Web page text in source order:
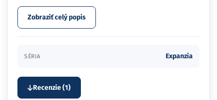
Zobraziť celý popis
SÉRIA Expanzia
Recenzie (1)